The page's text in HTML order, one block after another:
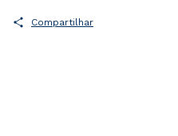
Compartilhar